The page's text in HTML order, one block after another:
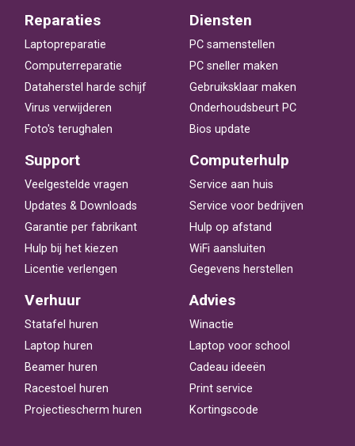
Reparaties
Laptopreparatie
Computerreparatie
Dataherstel harde schijf
Virus verwijderen
Foto's terughalen
Diensten
PC samenstellen
PC sneller maken
Gebruiksklaar maken
Onderhoudsbeurt PC
Bios update
Support
Veelgestelde vragen
Updates & Downloads
Garantie per fabrikant
Hulp bij het kiezen
Licentie verlengen
Computerhulp
Service aan huis
Service voor bedrijven
Hulp op afstand
WiFi aansluiten
Gegevens herstellen
Verhuur
Statafel huren
Laptop huren
Beamer huren
Racestoel huren
Projectiescherm huren
Advies
Winactie
Laptop voor school
Cadeau ideeën
Print service
Kortingscode